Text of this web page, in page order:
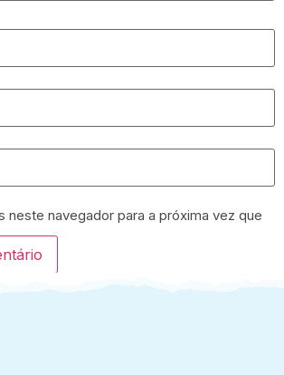
neste navegador para a próxima vez que